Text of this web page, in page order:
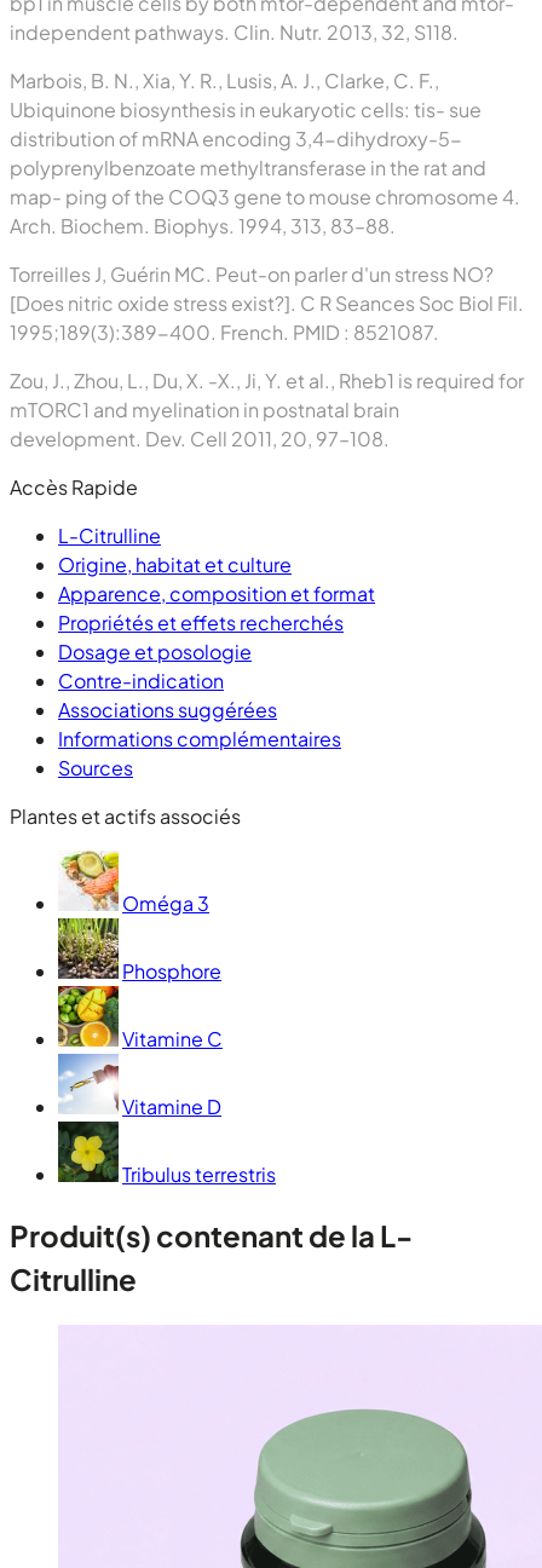
independent pathways. Clin. Nutr. 2013, 32, S118.
Marbois, B. N., Xia, Y. R., Lusis, A. J., Clarke, C. F.,
Ubiquinone biosynthesis in eukaryotic cells: tis- sue
distribution of mRNA encoding 3,4-dihydroxy-5-
polyprenylbenzoate methyltransferase in the rat and
map- ping of the COQ3 gene to mouse chromosome 4.
Arch. Biochem. Biophys. 1994, 313, 83–88.
Torreilles J, Guérin MC. Peut-on parler d'un stress NO?
[Does nitric oxide stress exist?]. C R Seances Soc Biol Fil.
1995;189(3):389-400. French. PMID : 8521087.
Zou, J., Zhou, L., Du, X. -X., Ji, Y. et al., Rheb1 is required for
mTORC1 and myelination in postnatal brain
development. Dev. Cell 2011, 20, 97–108.
Accès Rapide
L-Citrulline
Origine, habitat et culture
Apparence, composition et format
Propriétés et effets recherchés
Dosage et posologie
Contre-indication
Associations suggérées
Informations complémentaires
Sources
Plantes et actifs associés
Oméga 3
Phosphore
Vitamine C
Vitamine D
Tribulus terrestris
Produit(s) contenant de la L-
Citrulline